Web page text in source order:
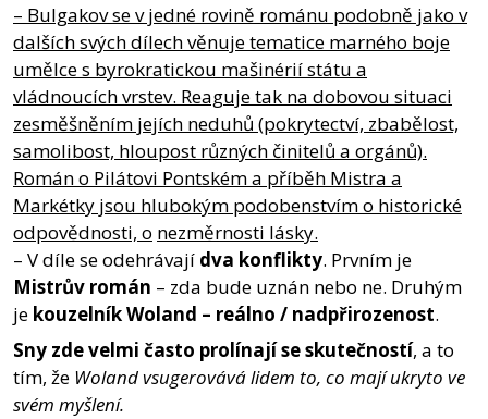
– Bulgakov se v jedné rovině románu podobně jako v
dalších svých dílech věnuje tematice marného boje
umělce s byrokratickou mašinérií státu a
vládnoucích vrstev. Reaguje tak na dobovou situaci
zesměšněním jejích neduhů (pokrytectví, zbabělost,
samolibost, hloupost různých činitelů a orgánů).
Román o Pilátovi Pontském a příběh Mistra a
Markétky jsou hlubokým podobenstvím o historické
odpovědnosti, o nezměrnosti lásky.
– V díle se odehrávají dva konflikty. Prvním je
Mistrův román – zda bude uznán nebo ne. Druhým
je kouzelník Woland – reálno / nadpřirozenost.
Sny zde velmi často prolínají se skutečností, a to
tím, že Woland vsugerovává lidem to, co mají ukryto ve
svém myšlení.